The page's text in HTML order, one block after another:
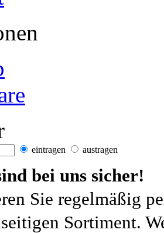
eintragen austragen
bei uns sicher!
Sie regelmäßig
Sortiment.